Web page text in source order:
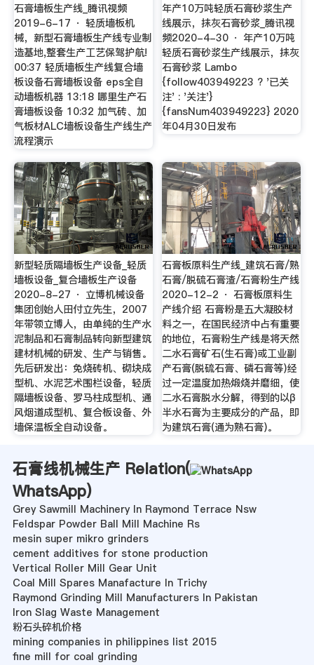
石膏墙板生产线_腾讯视频
2019-6-17 · 轻质墙板机
械，新型石膏墙板生产线专业制
造基地,整套生产工艺保驾护航!
00:37 轻质墙板生产线复合墙
板设备石膏墙板设备 eps全自
动墙板机器 13:18 哪里生产石
膏墙板设备 10:32 加气砖、加
气板材ALC墙板设备生产线生产
流程演示
年产10万吨轻质石膏砂浆生产
线展示，抹灰石膏砂浆_腾讯视
频2020-4-30 · 年产10万吨
轻质石膏砂浆生产线展示，抹灰
石膏砂浆 Lambo
{follow403949223 ? '已关
注' : '关注'}
{fansNum403949223} 2020
年04月30日发布
新型轻质隔墙板生产设备_轻质
墙板设备_复合墙板生产设备
2020-8-27 · 立博机械设备
集团创始人田付立先生，2007
年带领立博人，由单纯的生产水
泥制品和石膏制品转向新型建筑
建材机械的研发、生产与销售。
先后研发出：免烧砖机、砌块成
型机、水泥艺术围栏设备，轻质
隔墙板设备、罗马柱成型机、通
风烟道成型机、复合板设备、外
墙保温板全自动设备。
石膏板原料生产线_建筑石膏/熟
石膏/脱硫石膏渣/石膏粉生产线
2020-12-2 · 石膏板原料生
产线介绍 石膏粉是五大凝胶材
料之一，在国民经济中占有重要
的地位，石膏粉生产线是将天然
二水石膏矿石(生石膏)或工业副
产石膏(脱硫石膏、磷石膏等)经
过一定温度加热煅烧并磨细，使
二水石膏脱水分解，得到的以β
半水石膏为主要成分的产品，即
为建筑石膏(通为熟石膏)。
石膏线机械生产 Relation(
WhatsApp)
Grey Sawmill Machinery In Raymond Terrace Nsw
Feldspar Powder Ball Mill Machine Rs
mesin super mikro grinders
cement additives for stone production
Vertical Roller Mill Gear Unit
Coal Mill Spares Manafacture In Trichy
Raymond Grinding Mill Manufacturers In Pakistan
Iron Slag Waste Management
粉石头碎机价格
mining companies in philippines list 2015
fine mill for coal grinding